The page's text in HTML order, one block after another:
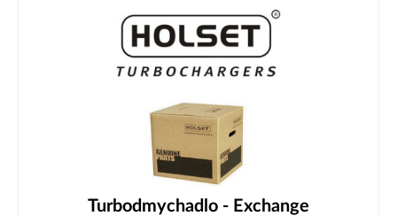
Turbodmychadlo - Exchange